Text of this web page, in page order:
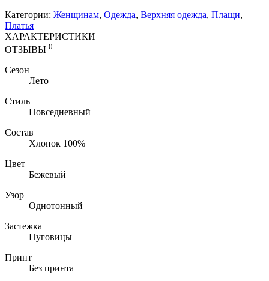
Категории: Женщинам, Одежда, Верхняя одежда, Плащи,
Платья
ХАРАКТЕРИСТИКИ
ОТЗЫВЫ 0
Сезон
Лето
Стиль
Повседневный
Состав
Хлопок 100%
Цвет
Бежевый
Узор
Однотонный
Застежка
Пуговицы
Принт
Без принта